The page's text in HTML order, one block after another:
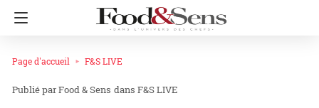
Page d'accueil F&S LIVE
Food & Sens dans F&S LIVE